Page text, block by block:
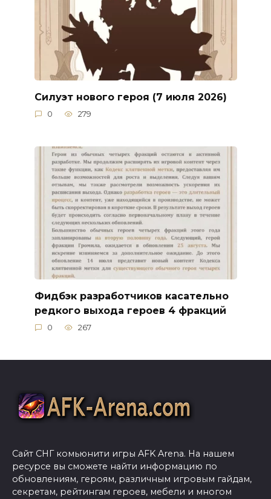
Силуэт нового героя (7 июля 2026)
0 279
Фидбэк разработчиков касательно
редкого выхода героев 4 фракций
0 267
Сайт СНГ комьюнити игры AFK Arena. На нашем
ресурсе вы сможете найти информацию по
обновлениям, героям, различным игровым гайдам,
секретам, рейтингам героев, мебели и многом